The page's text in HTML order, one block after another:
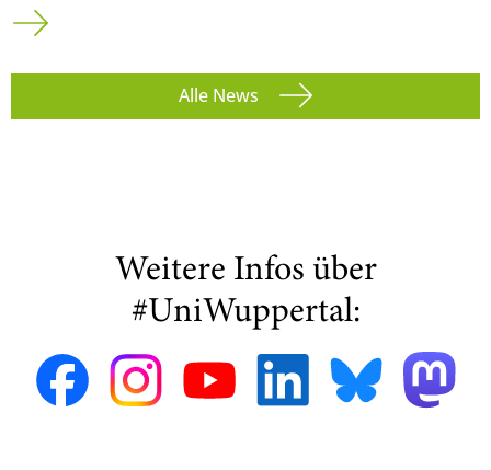
Alle News
Weitere Infos über
#UniWuppertal: